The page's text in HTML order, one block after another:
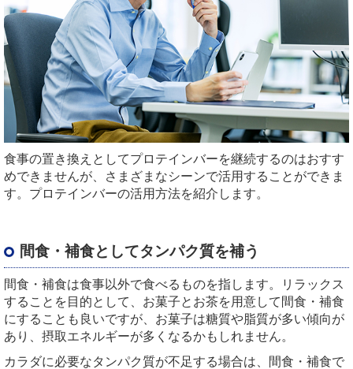
食事の置き換えとしてプロテインバーを継続するのはおすす
めできませんが、さまざまなシーンで活用することができま
す。プロテインバーの活用方法を紹介します。
間食・補食としてタンパク質を補う
間食・補食は食事以外で食べるものを指します。リラックス
することを目的として、お菓子とお茶を用意して間食・補食
にすることも良いですが、お菓子は糖質や脂質が多い傾向が
あり、摂取エネルギーが多くなるかもしれません。
カラダに必要なタンパク質が不足する場合は、間食・補食で